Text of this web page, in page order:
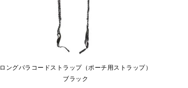
ロングパラコードストラップ（ポーチ用ストラップ）
ブラック